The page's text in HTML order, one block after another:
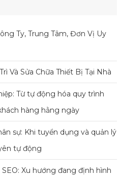
Ty, Trung Tâm, Đơn Vị Uy
Và Sửa Chữa Thiết Bị Tại Nhà
Từ tự động hóa quy trình
hàng hằng ngày
sự: Khi tuyển dụng và quản lý
tự động
Xu hướng đang định hình